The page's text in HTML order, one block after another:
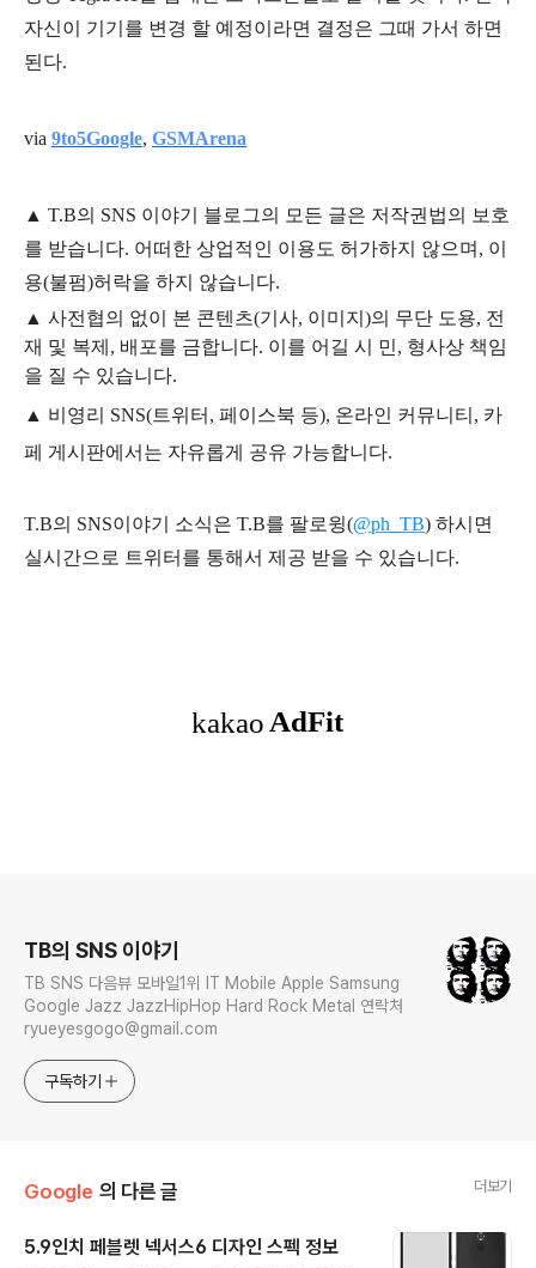
자신이 기기를 변경 할 예정이라면 결정은 그때 가서 하면
된다.
via 9to5Google, GSMArena
▲ T.B의 SNS 이야기 블 로그의 모든 글은 저작권법의 보호
를 받습니다. 어떠한 상업적인 이용도 허가하지 않으며, 이
용(불펌)허락을 하지 않습니다.
▲ 사전협의 없이 본 콘텐츠(기사, 이미지)의 무단 도용, 전
재 및 복제, 배포를 금합니다. 이를 어길 시 민, 형사상 책임
을 질 수 있습니다.
▲ 비영리 SNS(트위터, 페이스북 등), 온라인 커뮤니티, 카
페 게시판에서는 자유롭게 공유 가능합니다.
T.B의 SNS이야기 소식은 T.B를 팔로윙(@ph_TB) 하시면
실시간으로 트위터를 통해서 제공 받을 수 있습니다.
TB의 SNS 이야기
TB SNS 다음뷰 모바일1위 IT Mobile Apple Samsung
Google Jazz JazzHipHop Hard Rock Metal 연락처
ryueyesgogo@gmail.com
구독하기
Google 의 다른 글 더보기
5.9인치 페블렛 넥서스6 디자인 스펙 정보